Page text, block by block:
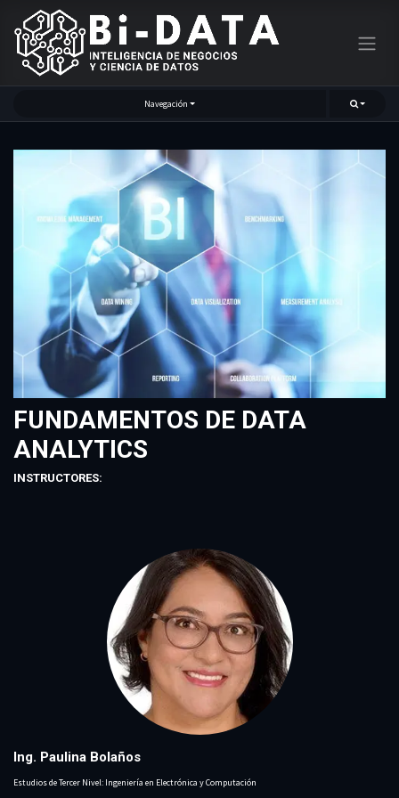
Navegación
FUNDAMENTOS DE DATA
ANALYTICS
INSTRUCTORES:
Ing. Paulina Bolaños
Estudios de Tercer Nivel: Ingeniería en Electrónica y Computación